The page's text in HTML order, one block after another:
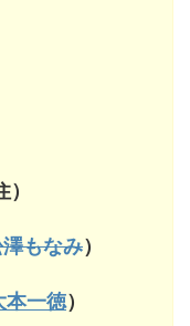
もなみ）
本一徳）